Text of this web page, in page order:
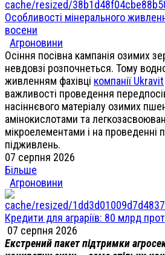
Особливості мінерального
восени
Агроновини
Осіння посівна кампанія озимих
невдовзі розпочнеться. Тому
живленням фахівці компанії Ukravit
важливості проведення
насіннєвого матеріалу озимих
амінокислотами та
мікроелементами і на проведенні
підживлень.
07 серпня 2026
Більше
Агроновини
Кредити для аграріїв: 80 млрд
07 серпня 2026
Екстрений пакет підтримки